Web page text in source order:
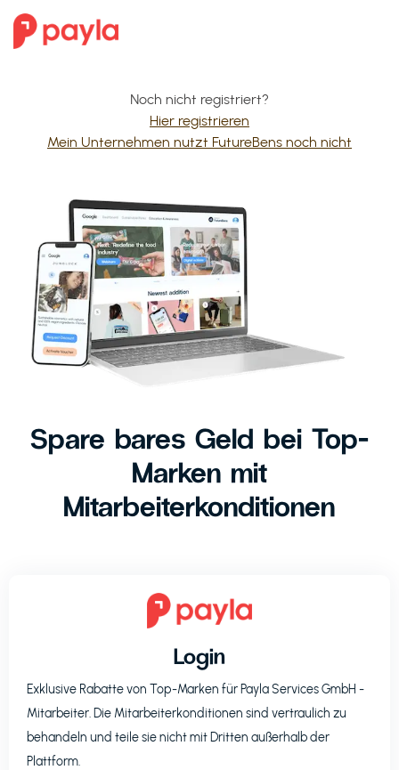
Noch nicht registriert?
Hier registrieren
Mein Unternehmen nutzt FutureBens noch nicht
Spare bares Geld bei Top-
Marken mit
Mitarbeiterkonditionen
Login
Exklusive Rabatte von Top-Marken für Payla Services GmbH -
Mitarbeiter. Die Mitarbeiterkonditionen sind vertraulich zu
behandeln und teile sie nicht mit Dritten außerhalb der
Plattform.